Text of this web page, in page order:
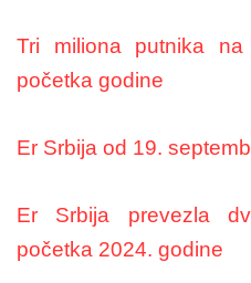
Tri miliona putnika
početka godine
Er Srbija od 19.
Er Srbija prevezla
početka 2024. godine